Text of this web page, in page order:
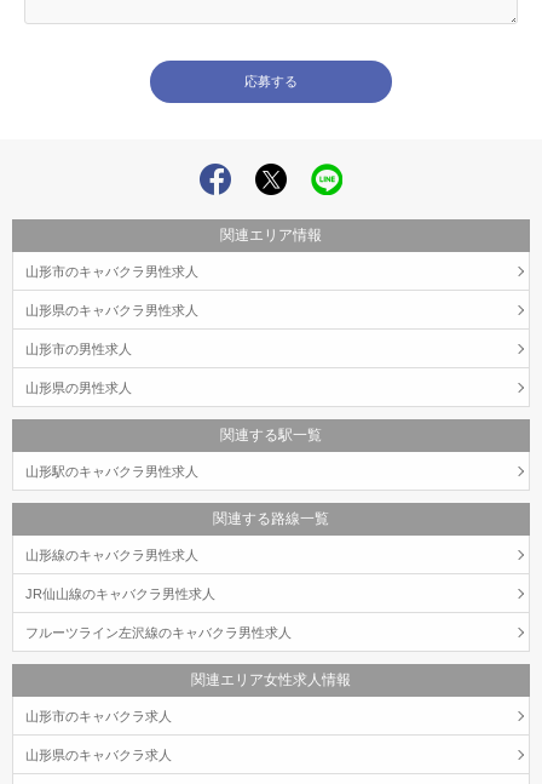
関連エリア情報
山形市のキャバクラ男性求人
山形県のキャバクラ男性求人
山形市の男性求人
山形県の男性求人
関連する駅一覧
山形駅のキャバクラ男性求人
関連する路線一覧
山形線のキャバクラ男性求人
JR仙山線のキャバクラ男性求人
フルーツライン左沢線のキャバクラ男性求人
関連エリア女性求人情報
山形市のキャバクラ求人
山形県のキャバクラ求人